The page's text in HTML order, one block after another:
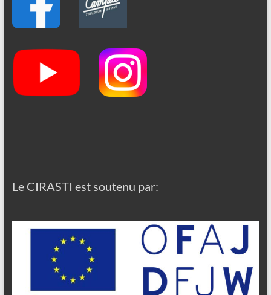
Le CIRASTI est soutenu par: